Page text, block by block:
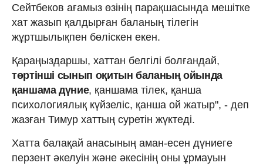
Сейтбеков ағамыз өзінің парақшасында мешітке
хат жазып қалдырған баланың тілегін
жұртшылықпен бөліскен екен.
Қараңыздаршы, хаттан белгілі болғандай,
төртінші сынып оқитын баланың ойында
қаншама дүние, қаншама тілек, қанша
психологиялық күйзеліс, қанша ой жатыр", - деп
жазған Тимур хаттың суретін жүктеді.
Хатта балақай анасының аман-есен дүниеге
перзент әкелуін және әкесінің оны ұрмауын